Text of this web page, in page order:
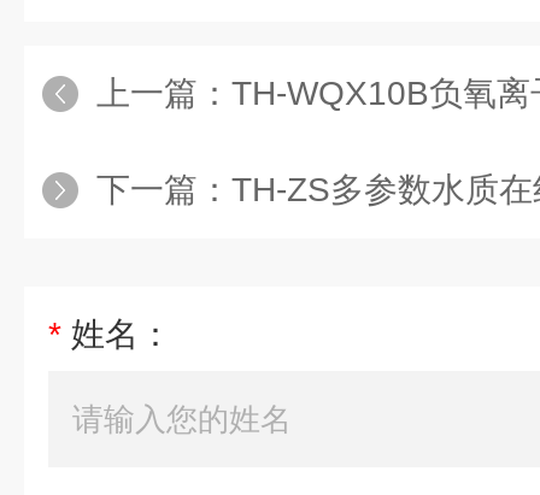
上一篇： TH-WQX10B负氧
下一篇： TH-ZS多参数水质
* 姓名：